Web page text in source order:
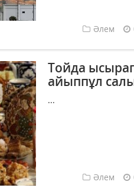
Әлем
Тойда
айыппұл
...
Әлем